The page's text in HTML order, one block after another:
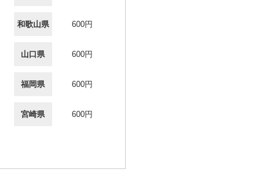
和歌山県 600円
山口県 600円
福岡県 600円
宮崎県 600円